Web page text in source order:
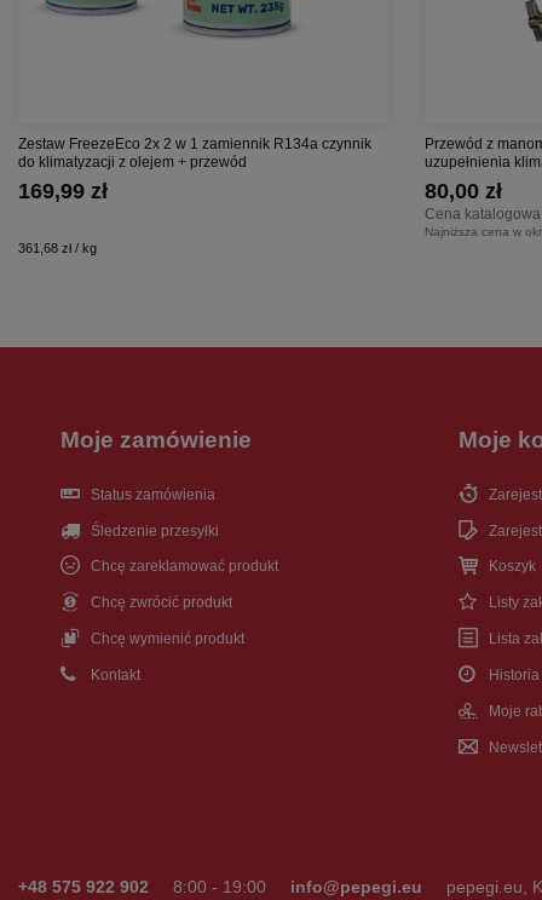
Zestaw FreezeEco 2x 2 w 1 zamiennik R134a czynnik
do klimatyzacji z olejem + przewód
169,99 zł
361,68 zł / kg
Przewód z
uzupełnienia
Cena
80,00 zł
Najniższa cena w
Moje zamówienie
Status zamówienia
Śledzenie przesyłki
Chcę zareklamować produkt
Chcę zwrócić produkt
Chcę wymienić produkt
Kontakt
Moje
Koszyk
Listy
Lista
Moje
+48 575 922 902 8:00 - 19:00 info@pepegi.eu pepegi.eu